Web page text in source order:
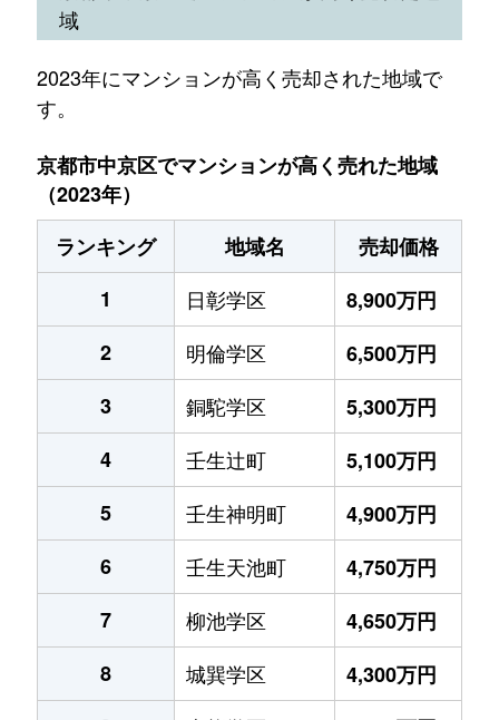
域
2023年にマンションが高く売却された地域で
す。
京都市中京区でマンションが高く売れた地域
（2023年）
ランキング
地域名
売却価格
1
日彰学区
8,900万円
2
明倫学区
6,500万円
3
銅駝学区
5,300万円
4
壬生辻町
5,100万円
5
壬生神明町
4,900万円
6
壬生天池町
4,750万円
7
柳池学区
4,650万円
8
城巽学区
4,300万円